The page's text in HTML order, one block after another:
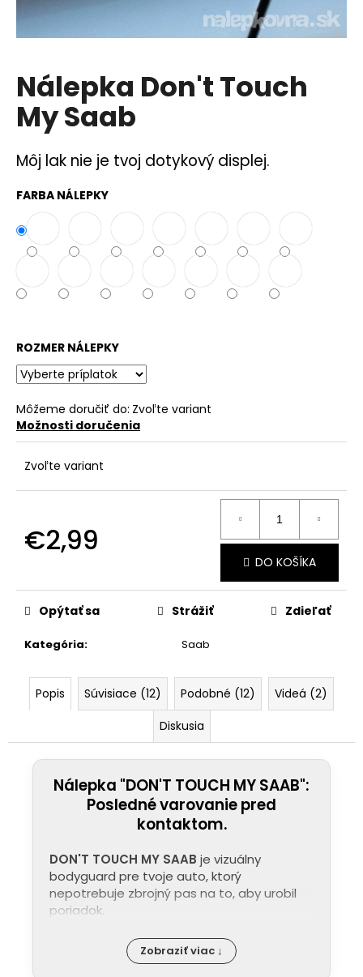
Nálepka Don't Touch
My Saab
Môj lak nie je tvoj dotykový displej.
FARBA NÁLEPKY
ROZMER NÁLEPKY
Môžeme doručiť do: Zvoľte variant
Možnosti doručenia
Zvoľte variant
€2,99
DO KOŠÍKA
Kategória: Saab
Opýtať sa Strážiť Zdieľať
Popis Súvisiace (12) Podobné (12)
Videá (2)
Diskusia
Nálepka "DON'T TOUCH MY SAAB":
Posledné varovanie pred
kontaktom.
DON'T TOUCH MY SAAB je vizuálny
bodyguard pre tvoje auto, ktorý
nepotrebuje zbrojný pas na to, aby urobil
poriadok.
Zobraziť viac ↓
á
j
ť
?
O
d
p
ú
č
a
m
e